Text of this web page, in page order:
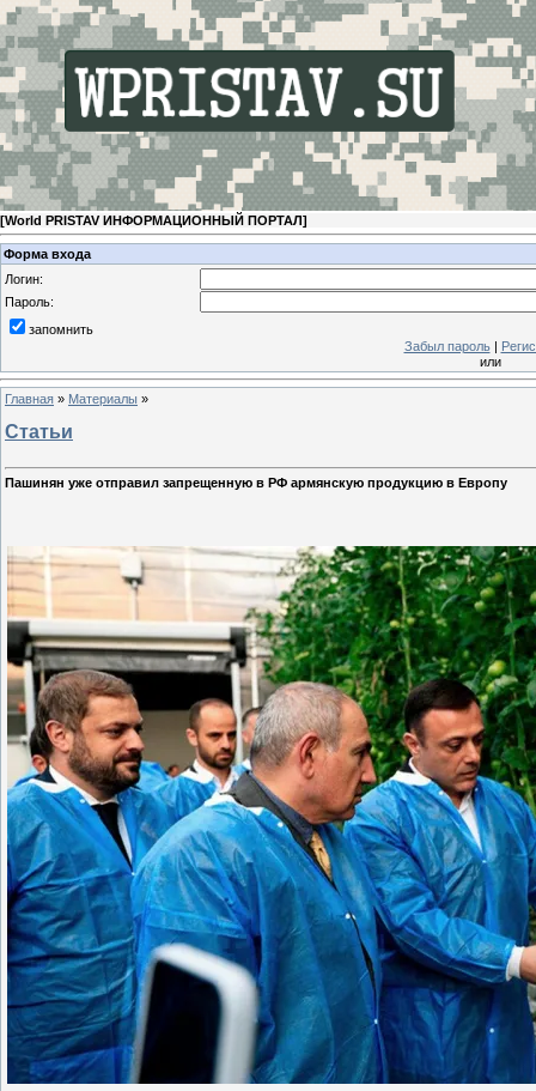
[World PRISTAV ИНФОРМАЦИОННЫЙ ПОРТАЛ]
Форма входа
Логин:
Пароль:
запомнить
Забыл пароль|
или
Главная » Материалы »
Статьи
Пашинян уже отправил запрещенную в РФ армянскую продукцию в Европу